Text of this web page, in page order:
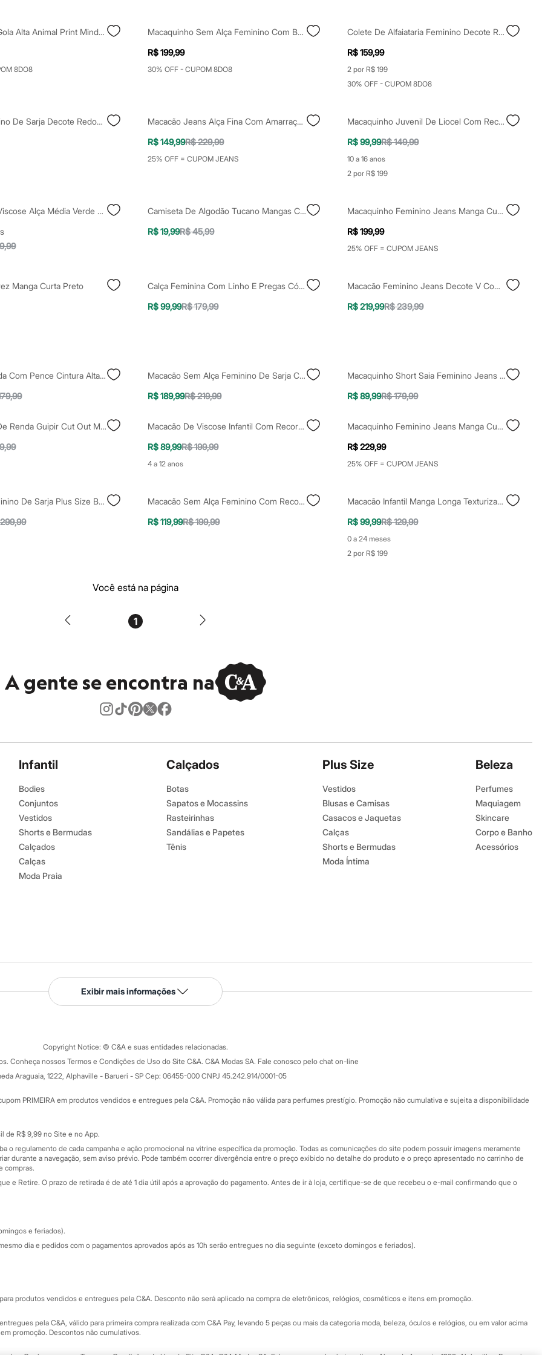
Macaquinho Gola Alta Animal Print Mindset Multicor
8DO8
Macaquinho Sem Alça Feminino Com Babados Preto
R$ 199,99
30% OFF - CUPOM 8DO8
Colete De Alfaiataria Feminino Decote Redondo Marrom
R$ 159,99
2 por R$ 199
30% OFF - CUPOM 8DO8
Colete Feminino De Sarja Decote Redondo Bege
Macacão Jeans Alça Fina Com Amarração Azul
R$ 149,99R$ 229,99
25% OFF = CUPOM JEANS
Macaquinho Juvenil De Liocel Com Recorte Vermelho
R$ 99,99R$ 149,99
10 a 16 anos
2 por R$ 199
Cropped De Viscose Alça Média Verde Médio - Kaki
Camiseta De Algodão Tucano Mangas Curtas Kaki
R$ 19,99R$ 45,99
Macaquinho Feminino Jeans Manga Curta Azul
R$ 199,99
25% OFF = CUPOM JEANS
Manga Curta Preto
Calça Feminina Com Linho E Pregas Cós Elástico Vermelha
R$ 99,99R$ 179,99
Macacão Feminino Jeans Decote V Com Cinto Azul
R$ 219,99R$ 239,99
Calça Alfaiatada Com Pence Cintura Alta Vermelho Escuro
Macacão Sem Alça Feminino De Sarja Canelado Marrom
R$ 189,99R$ 219,99
Macaquinho Short Saia Feminino Jeans Azul
R$ 89,99R$ 179,99
Macaquinho De Renda Guipir Cut Out Manga Longa Preto
Macacão De Viscose Infantil Com Recortes Azul
R$ 89,99R$ 199,99
4 a 12 anos
Macaquinho Feminino Jeans Manga Curta Azul
R$ 229,99
25% OFF = CUPOM JEANS
Macacão Feminino De Sarja Plus Size Bege
Macacão Sem Alça Feminino Com Recortes E Lurex Preto
R$ 119,99R$ 199,99
Macacão Infantil Manga Longa Texturizado Bege
R$ 99,99R$ 129,99
0 a 24 meses
2 por R$ 199
Você está na página
1
A gente se encontra na
Infantil
Bodies
Conjuntos
Vestidos
Shorts e Bermudas
Calçados
Calças
Moda Praia
Calçados
Botas
Sapatos e Mocassins
Rasteirinhas
Sandálias e Papetes
Tênis
Plus Size
Vestidos
Blusas e Camisas
Casacos e Jaquetas
Calças
Shorts e Bermudas
Moda Íntima
Beleza
Perfumes
Maquiagem
Skincare
Corpo e Banho
Acessórios
Serviços
Tipos de serviços
Formas de pagamento
Todas as vantagens
Minha C&A
Cupons de desconto
Atendimento
Fale conosco
Central de ética
Eventos
Exibir mais informações
Copyright Notice: © C&A e suas entidades relacionadas.
Conheça nossos Termos e Condições de Uso do Site C&A. C&A Modas SA. Fale conosco pelo chat on-line
Araguaia, 1222, Alphaville - Barueri - SP Cep: 06455-000 CNPJ 45.242.914/0001-05
PRIMEIRA em produtos vendidos e entregues pela C&A. Promoção não válida para perfumes prestígio. Promoção não cumulativa e sujeita a disponibilidade
de R$ 9,99 no Site e no App.
o regulamento de cada campanha e ação promocional na vitrine específica da promoção. Todas as comunicações do site podem possuir imagens meramente
durante a navegação, sem aviso prévio. Pode também ocorrer divergência entre o preço exibido no detalhe do produto e o preço apresentado no carrinho de
compras.
e Retire. O prazo de retirada é de até 1 dia útil após a aprovação do pagamento. Antes de ir à loja, certifique-se de que recebeu o e-mail confirmando que o
e feriados).
dia e pedidos com o pagamentos aprovados após as 10h serão entregues no dia seguinte (exceto domingos e feriados).
produtos vendidos e entregues pela C&A. Desconto não será aplicado na compra de eletrônicos, relógios, cosméticos e itens em promoção.
pela C&A, válido para primeira compra realizada com C&A Pay, levando 5 peças ou mais da categoria moda, beleza, óculos e relógios, ou em valor acima
promoção. Descontos não cumulativos.